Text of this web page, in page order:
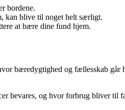
bordene.
kan blive til noget helt særligt.
at bære dine fund hjem.
bæredygtighed og fællesskab
bevares, og hvor forbrug bliver